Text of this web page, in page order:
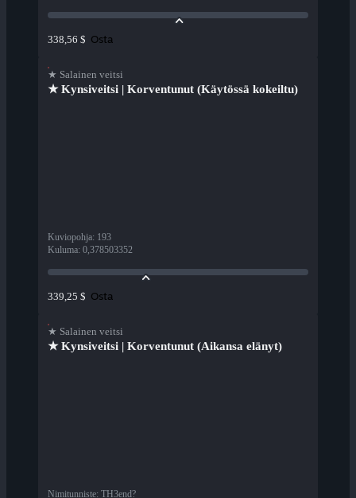
338,56 $ Osta
★ Salainen veitsi
★ Kynsiveitsi | Korventunut (Käytössä kokeiltu)
Kuviopohja: 193
Kuluma: 0,378503352
339,25 $ Osta
★ Salainen veitsi
★ Kynsiveitsi | Korventunut (Aikansa elänyt)
Nimitunniste: TH3end?